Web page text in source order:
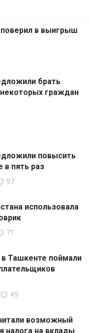
в выигрыш
брать
граждан
повысить
в пять раз
97
использовала
71
Ташкенте поймали
49
возможный
налога на вклады